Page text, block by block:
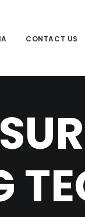
CONTACT US